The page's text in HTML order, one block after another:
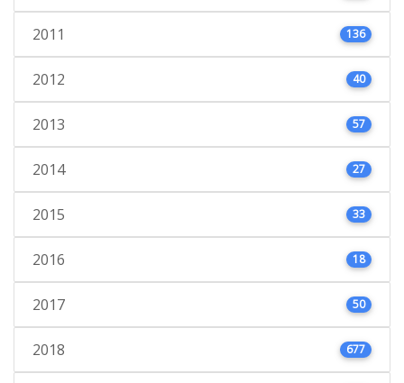
2011 136
2012 40
2013 57
2014 27
2015 33
2016 18
2017 50
2018 677